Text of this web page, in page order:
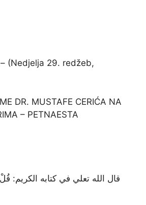
– (Nedjelja 29. redžeb,
DR. MUSTAFE CERIĆA NA
– PETNAESTA
قال الله تعلي في كتابه الكريم: